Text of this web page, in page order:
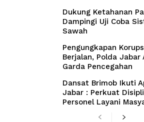
Dukung Ketahanan
Dampingi Uji Coba
Sawah
Pengungkapan
Berjalan, Polda Jabar
Garda Pencegahan
Dansat Brimob Ikuti
Jabar : Perkuat
Personel Layani